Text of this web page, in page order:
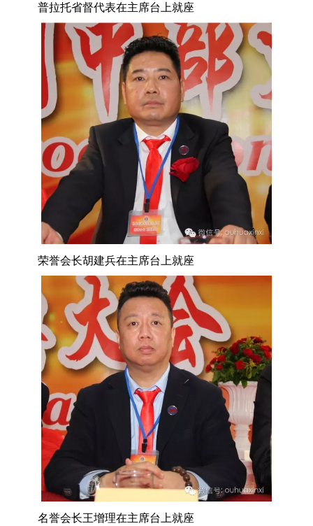
普拉托省督代表在主席台上就座
荣誉会长胡建兵在主席台上就座
名誉会长王增理在主席台上就座